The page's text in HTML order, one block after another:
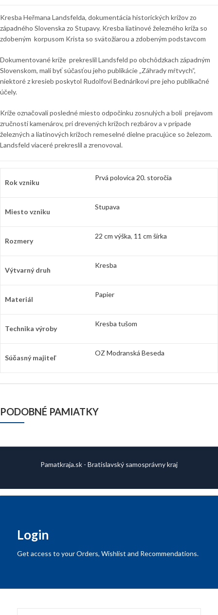
Kresba Heřmana Landsfelda, dokumentácia historických krížov zo
západného Slovenska zo Stupavy. Kresba liatinové železného kríža so
zdobeným korpusom Krista so svätožiarou a zdobeným podstavcom
Dokumentované kríže prekreslil Landsfeld po obchôdzkach západným
Slovenskom, mali byť súčasťou jeho publikácie „Záhrady mŕtvych“,
niektoré z kresieb poskytol Rudolfovi Bednárikovi pre jeho publikačné
účely.
Kríže označovali posledné miesto odpočinku zosnulých a boli prejavom
zručnosti kamenárov, pri drevených krížoch rezbárov a v prípade
železných a liatinových krížoch remeselné dielne pracujúce so železom.
Landsfeld viaceré prekreslil a zrenovoval.
Rok vzniku
Prvá polovica 20. storočia
Miesto vzniku
Stupava
Rozmery
22 cm výška, 11 cm šírka
Výtvarný druh
Kresba
Materiál
Papier
Technika výroby
Kresba tušom
Súčasný majiteľ
OZ Modranská Beseda
PODOBNÉ PAMIATKY
Pamatkraja.sk - Bratislavský samosprávny kraj
Login
Get access to your Orders, Wishlist and Recommendations.